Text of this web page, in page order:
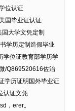
位认证
国毕业证认证
大学文凭定制
学历定制造假毕业
学位证教育部学历学
/Q869520616佐治
学历证明国外毕业证
认证文凭
，erer。